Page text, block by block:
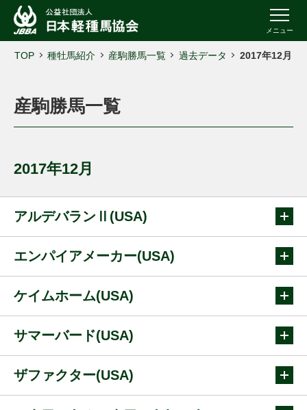
メニュー
TOP 種牡馬紹介 産駒勝馬一覧 過去データ 2017年12月
産駒勝馬一覧
2017年12月
アルデバランⅡ(USA)
エンパイアメーカー(USA)
ケイムホーム(USA)
サマーバード(USA)
ザファクター(USA)